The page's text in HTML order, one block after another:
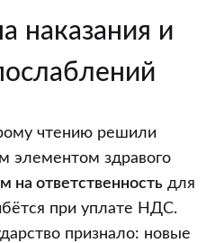
наказания и
чтению решили
элементом здравого
на ответственность для
при уплате НДС.
признало: новые